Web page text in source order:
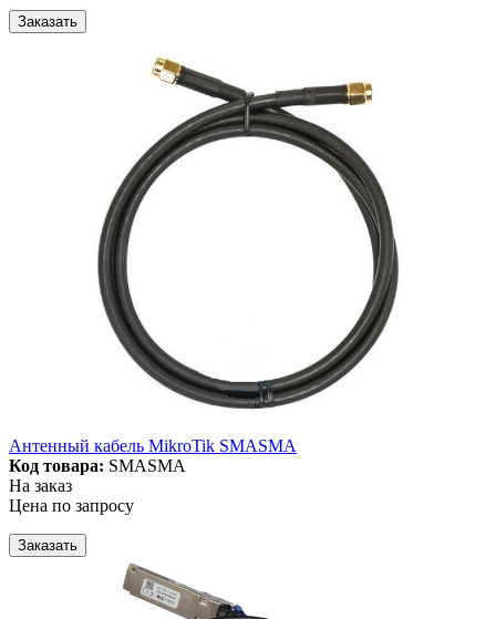
Заказать
Антенный кабель MikroTik SMASMA
Код товара: SMASMA
На заказ
Цена по запросу
Заказать